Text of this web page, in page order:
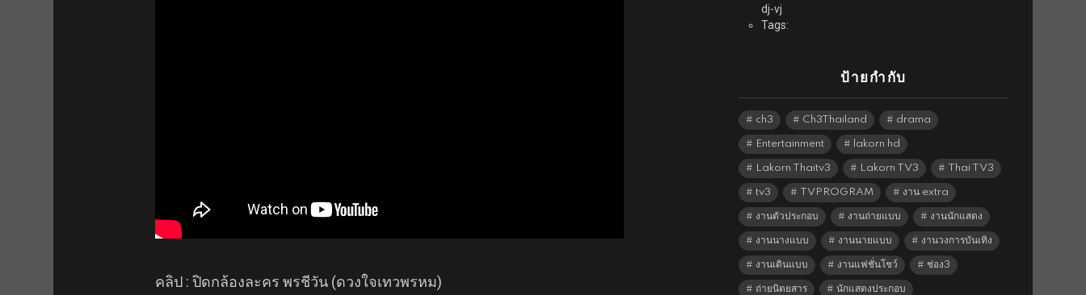
คลิป : ปิดกล้องละคร พรชีวัน (ดวงใจเทวพรหม)
dj-vj
Tags:
ป้ายกำกับ
ch3 Ch3Thailand drama
Entertainment lakorn hd
Lakorn Thaitv3 Lakorn TV3 Thai TV3
tv3 TVPROGRAM งาน extra
งานตัวประกอบ งานถ่ายแบบ งานนักแสดง
งานนางแบบ งานนายแบบ งานวงการบันเทิง
งานเดินแบบ งานแฟชั่นโชว์ ช่อง3
ถ่ายนิตยสาร นักแสดงประกอบ